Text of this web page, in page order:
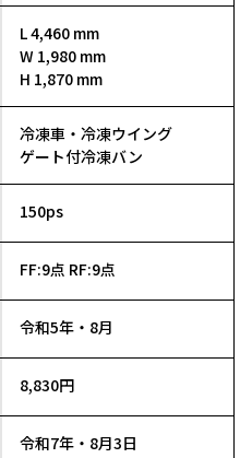
L 4,460 mm
W 1,980 mm
H 1,870 mm
冷凍車・冷凍ウイング
ゲート付冷凍バン
150ps
FF:9点 RF:9点
令和5年・8月
8,830円
令和7年・8月3日